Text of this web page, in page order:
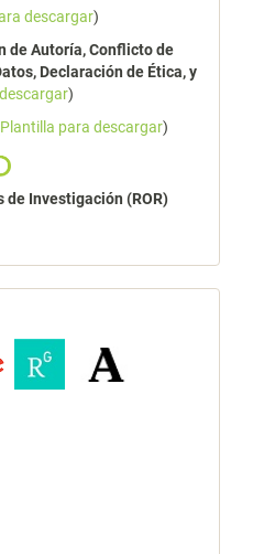
descargar)
de Autoría, Conflicto de
Declaración de Ética, y
)
Plantilla para descargar)
de Investigación (ROR)